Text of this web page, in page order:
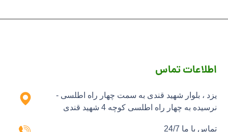
اطلاعات تماس
یزد ، بلوار شهید قندی به سمت چهار راه اطلسی -
نرسیده به چهار راه اطلسی کوچه 4 شهید قندی
تماس با ما 24/7